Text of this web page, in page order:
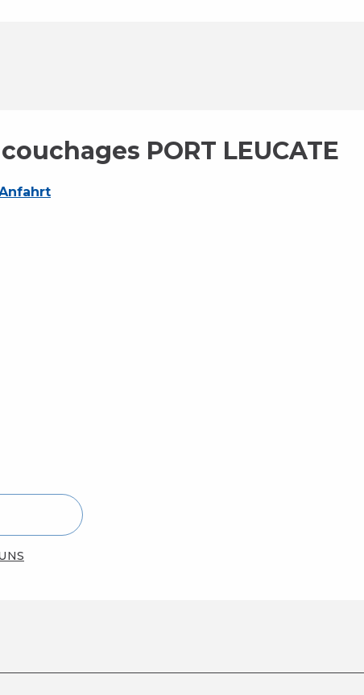
PORT LEUCATE